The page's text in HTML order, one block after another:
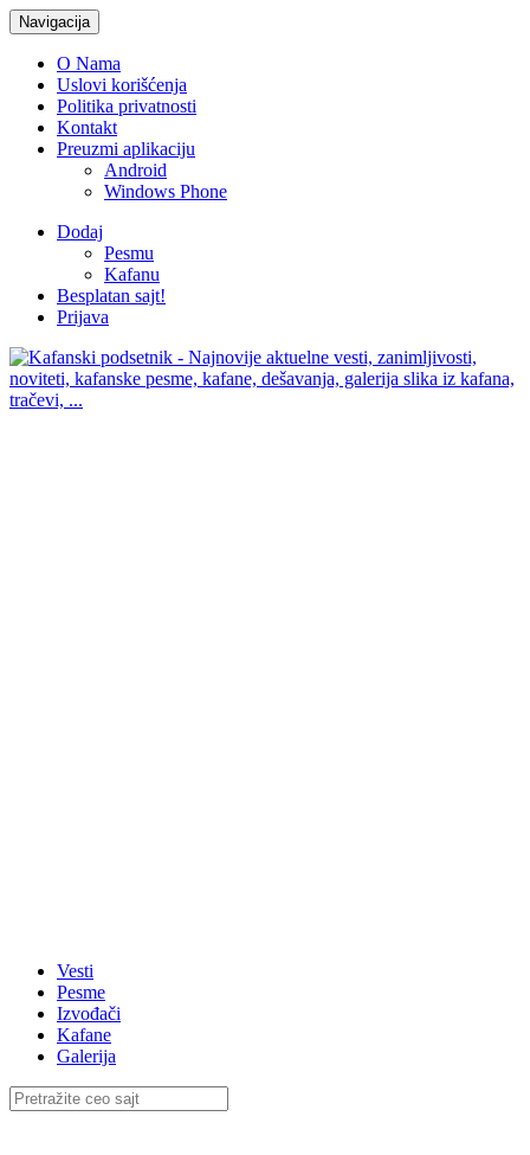
Navigacija
O Nama
Uslovi korišćenja
Politika privatnosti
Kontakt
Preuzmi aplikaciju
Android
Windows Phone
Dodaj
Pesmu
Kafanu
Besplatan sajt!
Prijava
Vesti
Pesme
Izvođači
Kafane
Galerija